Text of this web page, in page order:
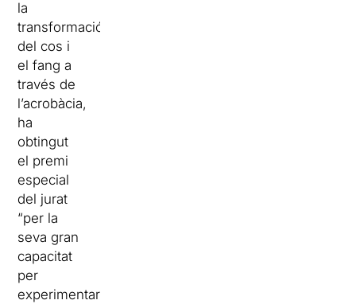
la
transformació
del cos i
el fang a
través de
l’acrobàcia,
ha
obtingut
el premi
especial
del jurat
“per la
seva gran
capacitat
per
experimentar”.